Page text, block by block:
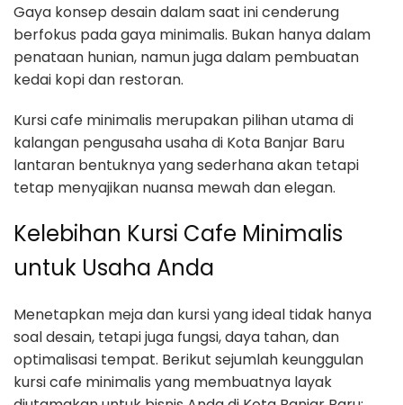
Gaya konsep desain dalam saat ini cenderung
berfokus pada gaya minimalis. Bukan hanya dalam
penataan hunian, namun juga dalam pembuatan
kedai kopi dan restoran.
Kursi cafe minimalis merupakan pilihan utama di
kalangan pengusaha usaha di Kota Banjar Baru
lantaran bentuknya yang sederhana akan tetapi
tetap menyajikan nuansa mewah dan elegan.
Kelebihan Kursi Cafe Minimalis
untuk Usaha Anda
Menetapkan meja dan kursi yang ideal tidak hanya
soal desain, tetapi juga fungsi, daya tahan, dan
optimalisasi tempat. Berikut sejumlah keunggulan
kursi cafe minimalis yang membuatnya layak